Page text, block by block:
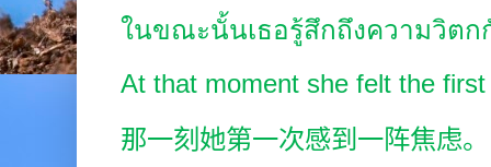
ในขณะนั้นเธอรู้สึกถึงความวิตก
At that moment she felt the
那一刻她第一次感到一阵焦虑。